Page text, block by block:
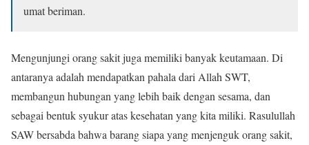
umat beriman.
Mengunjungi orang sakit juga memiliki banyak keutamaan. Di
antaranya adalah mendapatkan pahala dari Allah SWT,
membangun hubungan yang lebih baik dengan sesama, dan
sebagai bentuk syukur atas kesehatan yang kita miliki. Rasulullah
SAW bersabda bahwa barang siapa yang menjenguk orang sakit,